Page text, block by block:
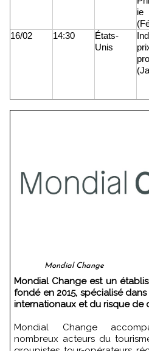
ie
16/02
14:30
États-
Unis
Mondial Change
Mondial Change est un établissement financier français,
fondé en 2015, spécialisé
internationaux et du risque de
Mondial Change
nombreux acteurs du